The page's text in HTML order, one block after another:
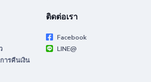
ารคืนเงิน
ติดต่อเรา
Facebook
LINE@